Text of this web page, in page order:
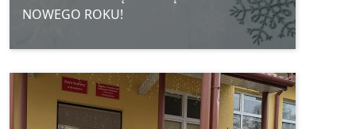
NOWEGO ROKU!